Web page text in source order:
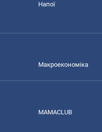
Напої
Макроекономіка
MAMACLUB